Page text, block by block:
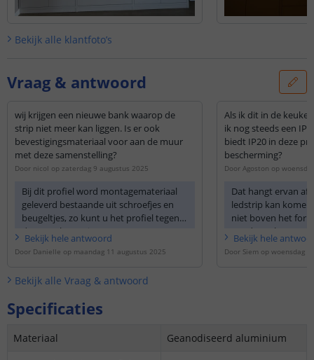
Bekijk alle klantfoto’s
Vraag & antwoord
wij krijgen een nieuwe bank waarop de
strip niet meer kan liggen. Is er ook
bevestigingsmateriaal voor aan de muur
met deze samenstelling?
Door nicol op zaterdag 9 augustus 2025
Bij dit profiel word montagemateriaal
geleverd bestaande uit schroefjes en
beugeltjes, zo kunt u het profiel tegen
de muur bevestigen.
Bekijk hele antwoord
Door Danielle op maandag 11 augustus 2025
Als ik dit in de
ik nog steeds een
biedt IP20 in deze
bescherming?
Door Agoston op
Dat hangt ervan af
ledstrip kan
niet boven het
wordt geplaatst
zijn.
Bekijk hele
Door Siem op woensdag 9
Bekijk alle Vraag & antwoord
Specificaties
Materiaal
Geanodiseerd aluminium